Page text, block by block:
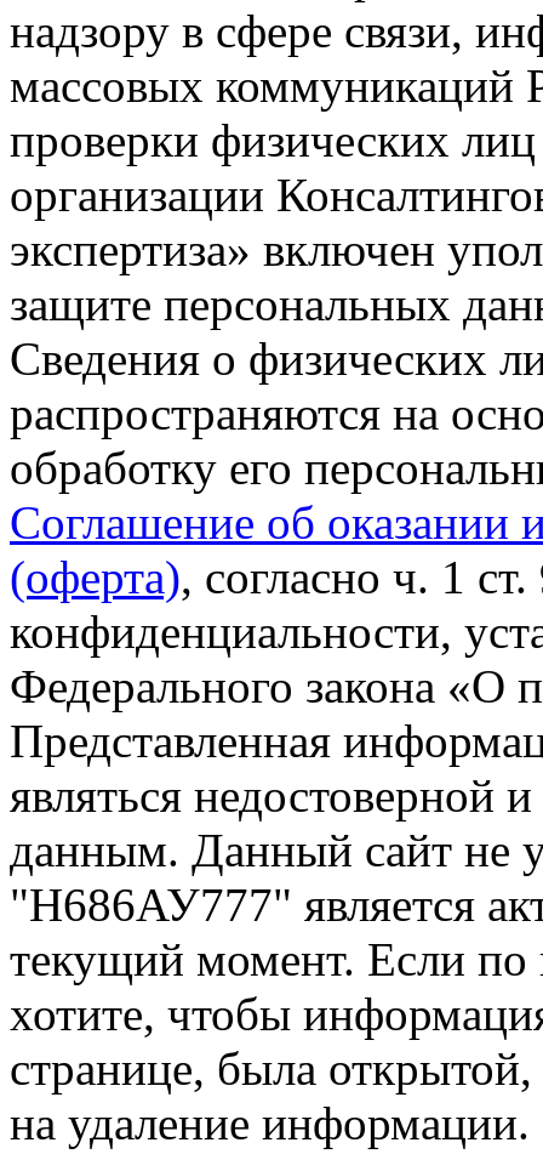
надзору в сфере связи,
массовых коммуникаций
проверки физических
организации
экспертиза» включен
защите персональных
Сведения о физических
распространяются на
обработку его
Соглашение об оказании
(оферта), согласно ч. 1
конфиденциальности,
Федерального закона «О
Представленная
являться недостоверной
данным. Данный сайт не
"Н686АУ777" является
текущий момент. Если
хотите, чтобы
странице, была открытой,
на удаление информации.